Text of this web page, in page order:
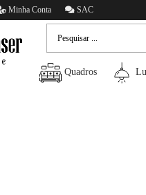
Minha Conta SAC
Quadros